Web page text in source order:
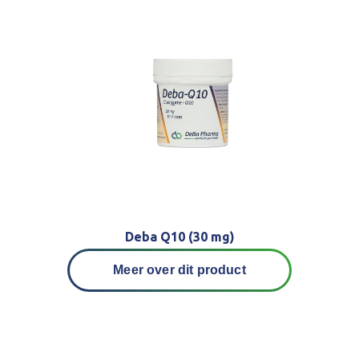
Deba Q10 (30 mg)
Meer over dit product